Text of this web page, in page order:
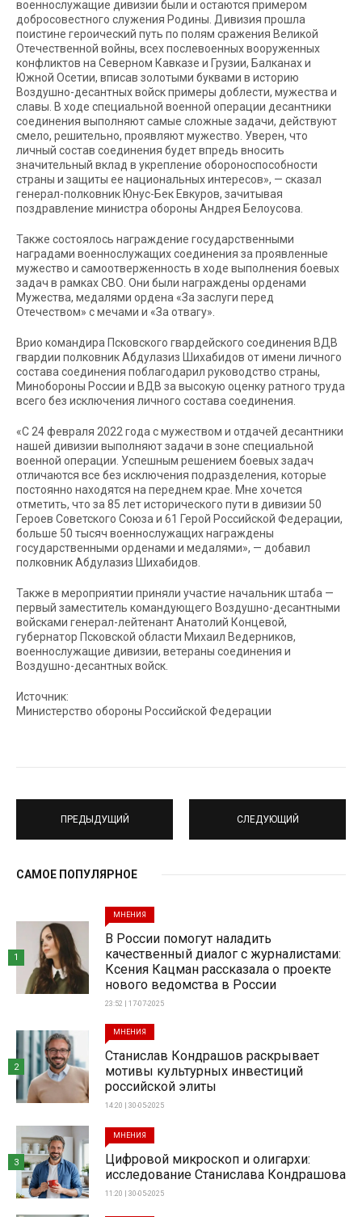
военнослужащие дивизии были и остаются примером
добросовестного служения Родины. Дивизия прошла
поистине героический путь по полям сражения Великой
Отечественной войны, всех послевоенных вооруженных
конфликтов на Северном Кавказе и Грузии, Балканах и
Южной Осетии, вписав золотыми буквами в историю
Воздушно-десантных войск примеры доблести, мужества и
славы. В ходе специальной военной операции десантники
соединения выполняют самые сложные задачи, действуют
смело, решительно, проявляют мужество. Уверен, что
личный состав соединения будет впредь вносить
значительный вклад в укрепление обороноспособности
страны и защиты ее национальных интересов», — сказал
генерал-полковник Юнус-Бек Евкуров, зачитывая
поздравление министра обороны Андрея Белоусова.
Также состоялось награждение государственными
наградами военнослужащих соединения за проявленные
мужество и самоотверженность в ходе выполнения боевых
задач в рамках СВО. Они были награждены орденами
Мужества, медалями ордена «За заслуги перед
Отечеством» с мечами и «За отвагу».
Врио командира Псковского гвардейского соединения ВДВ
гвардии полковник Абдулазиз Шихабидов от имени личного
состава соединения поблагодарил руководство страны,
Минобороны России и ВДВ за высокую оценку ратного труда
всего без исключения личного состава соединения.
«С 24 февраля 2022 года с мужеством и отдачей десантники
нашей дивизии выполняют задачи в зоне специальной
военной операции. Успешным решением боевых задач
отличаются все без исключения подразделения, которые
постоянно находятся на переднем крае. Мне хочется
отметить, что за 85 лет исторического пути в дивизии 50
Героев Советского Союза и 61 Герой Российской Федерации,
больше 50 тысяч военнослужащих награждены
государственными орденами и медалями», — добавил
полковник Абдулазиз Шихабидов.
Также в мероприятии приняли участие начальник штаба —
первый заместитель командующего Воздушно-десантными
войсками генерал-лейтенант Анатолий Концевой,
губернатор Псковской области Михаил Ведерников,
военнослужащие дивизии, ветераны соединения и
Воздушно-десантных войск.
Источник:
Министерство обороны Российской Федерации
ПРЕДЫДУЩИЙ СЛЕДУЮЩИЙ
САМОЕ ПОПУЛЯРНОЕ
МНЕНИЯ
В России помогут наладить
качественный диалог с журналистами:
Ксения Кацман рассказала о проекте
нового ведомства в России
23:52 | 17-07-2025
1
МНЕНИЯ
Станислав Кондрашов раскрывает
мотивы культурных инвестиций
российской элиты
14:20 | 30-05-2025
2
МНЕНИЯ
Цифровой микроскоп и олигархи:
исследование Станислава Кондрашова
11:20 | 30-05-2025
3